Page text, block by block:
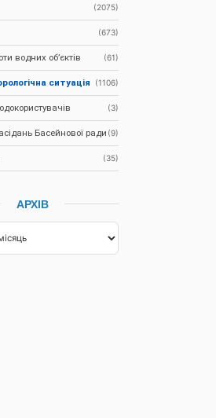
(2075)
(673)
водних об’єктів (61)
ситуація (1106)
(3)
Басейнової ради (9)
(35)
АРХІВ